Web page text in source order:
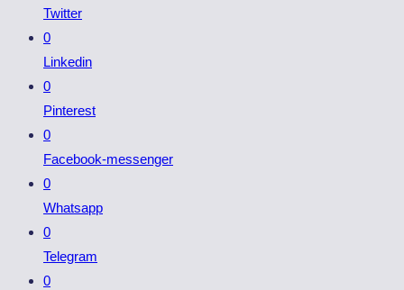
Twitter
0
Linkedin
0
Pinterest
0
Facebook-messenger
0
Whatsapp
0
Telegram
0